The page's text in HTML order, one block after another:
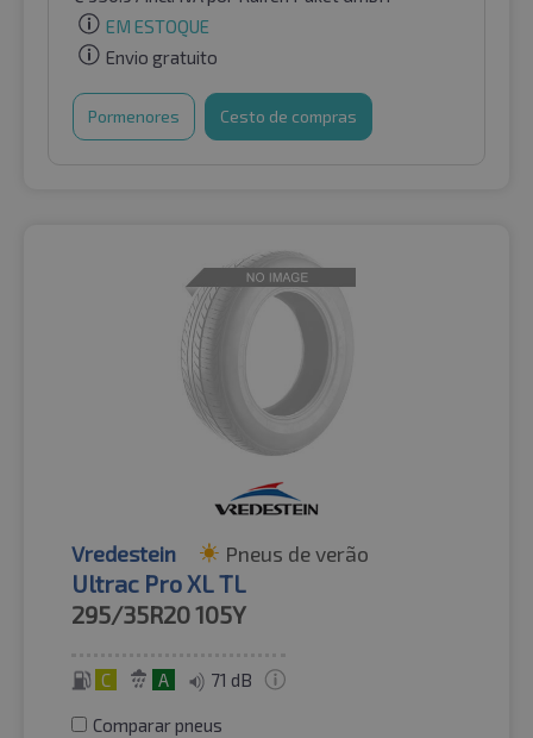
EM ESTOQUE
Envio gratuito
Pormenores Cesto de compras
Vredestein Pneus de verão
Ultrac Pro XL TL
295/35R20105Y
C A 71 dB
Comparar pneus